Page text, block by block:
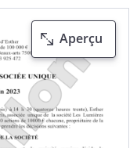
Aperçu